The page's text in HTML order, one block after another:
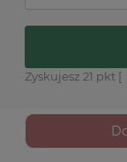
Zyskujesz 21 pkt [